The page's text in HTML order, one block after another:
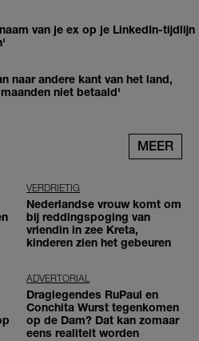
van je ex op je LinkedIn-tijdlijn
naar andere kant van het land,
niet betaald'
MEER
VERDRIETIG
Nederlandse vrouw komt om
bij reddingspoging van
vriendin in zee Kreta,
kinderen zien het gebeuren
ADVERTORIAL
Draglegendes RuPaul en
Conchita Wurst tegenkomen
op de Dam? Dat kan zomaar
eens realiteit worden